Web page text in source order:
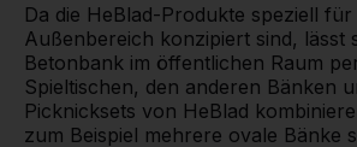
Da die HeBlad-Produkte speziell für
Außenbereich konzipiert sind, lässt
Betonbank im öffentlichen Raum
Spieltischen, den anderen Bänken
Picknicksets von HeBlad
zum Beispiel mehrere ovale Bänke